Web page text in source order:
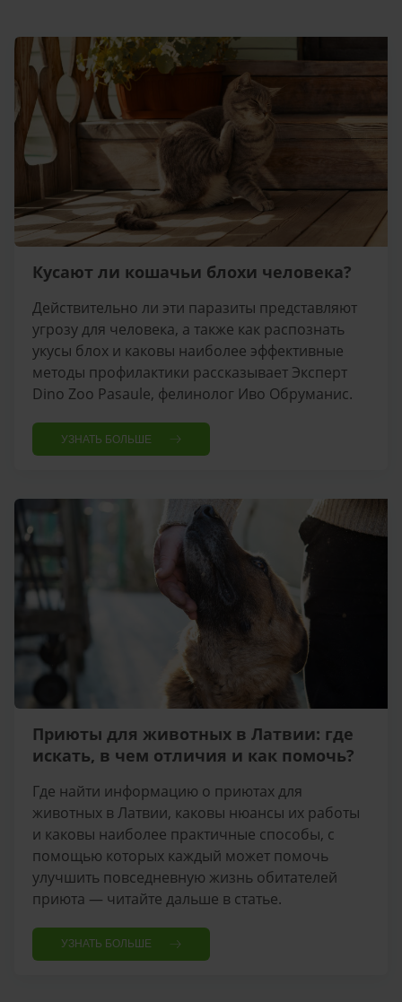
Кусают ли кошачьи блохи человека?
Действительно ли эти паразиты представляют
угрозу для человека, а также как распознать
укусы блох и каковы наиболее эффективные
методы профилактики рассказывает Эксперт
Dino Zoo Pasaule, фелинолог Иво Обруманис.
УЗНАТЬ БОЛЬШЕ
Приюты для животных в Латвии: где
искать, в чем отличия и как помочь?
Где найти информацию о приютах для
животных в Латвии, каковы нюансы их работы
и каковы наиболее практичные способы, с
помощью которых каждый может помочь
улучшить повседневную жизнь обитателей
приюта — читайте дальше в статье.
УЗНАТЬ БОЛЬШЕ